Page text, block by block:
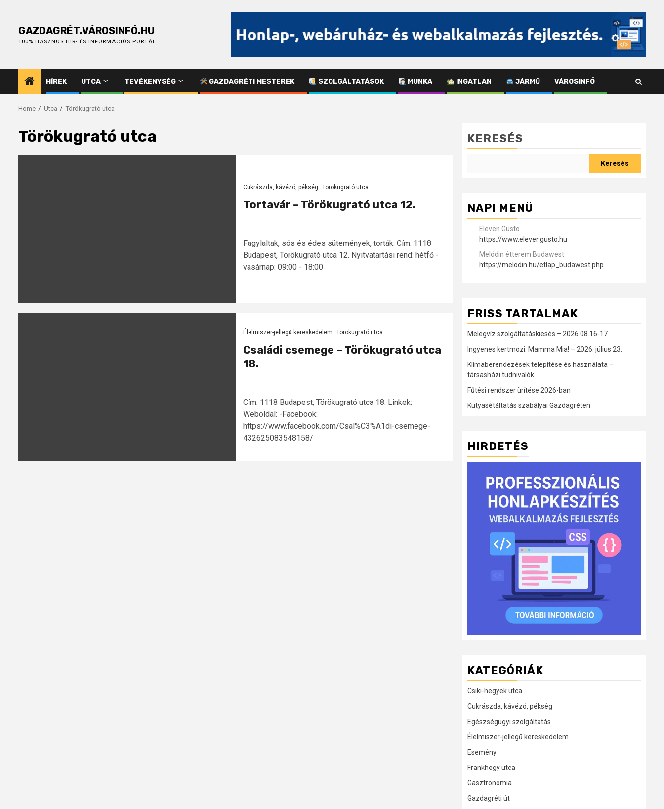
contentGAZDAGRÉT.VÁROSINFÓ.HU
100% HASZNOS HÍR- ÉS INFORMÁCIÓS PORTÁL
HÍREK UTCA TEVÉKENYSÉG GAZDAGRÉTI MESTEREK SZOLGÁLTATÁSOK MUNKA INGATLAN JÁRMŰ VÁROSINFÓ
Home Utca Törökugrató utca
Törökugrató utca
Cukrászda, kávézó, pékség Törökugrató utca
Tortavár – Törökugrató utca 12.
Fagylaltak, sós és édes sütemények, torták. Cím: 1118
Budapest, Törökugrató utca 12. Nyitvatartási rend: hétfő -
vasárnap: 09:00 - 18:00
Élelmiszer-jellegű kereskedelem Törökugrató utca
Családi csemege – Törökugrató utca
18.
Cím: 1118 Budapest, Törökugrató utca 18. Linkek:
Weboldal: -Facebook:
https://www.facebook.com/Csal%C3%A1di-csemege-
432625083548158/
KERESÉS
Keresés
NAPI MENÜ
Eleven Gusto
https://www.elevengusto.hu
Melódin étterem Budawest
https://melodin.hu/etlap_budawest.php
FRISS TARTALMAK
Melegvíz szolgáltatáskiesés – 2026.08.16-17.
Ingyenes kertmozi: Mamma Mia! – 2026. július 23.
Klímaberendezések telepítése és használata –
társasházi tudnivalók
Fűtési rendszer ürítése 2026-ban
Kutyasétáltatás szabályai Gazdagréten
HIRDETÉS
KATEGÓRIÁK
Csiki-hegyek utca
Cukrászda, kávézó, pékség
Egészségügyi szolgáltatás
Élelmiszer-jellegű kereskedelem
Esemény
Frankhegy utca
Gasztronómia
Gazdagréti út